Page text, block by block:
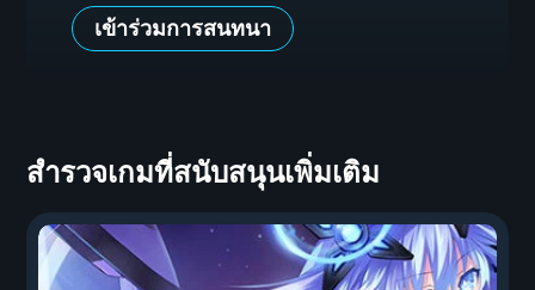
เข้าร่วมการสนทนา
สำรวจเกมที่สนับสนุนเพิ่มเติม